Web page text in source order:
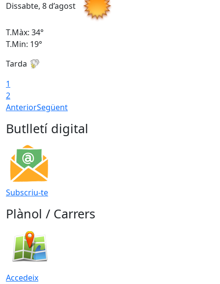
Dissabte, 8 d’agost
T.Màx: 34°
T.Min: 19°
Tarda
1
2
AnteriorSegüent
Butlletí digital
Subscriu-te
Plànol / Carrers
Accedeix